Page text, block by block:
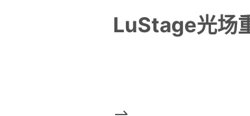
LuStage光场